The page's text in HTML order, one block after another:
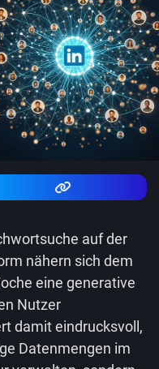
auf der
nähern sich dem
eine generative
Nutzer
damit eindrucksvoll,
Datenmengen im